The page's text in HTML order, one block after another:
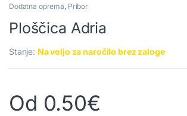
Dodatna oprema, Pribor
Ploščica Adria
Stanje: Na voljo za naročilo brez zaloge
Od 0.50€